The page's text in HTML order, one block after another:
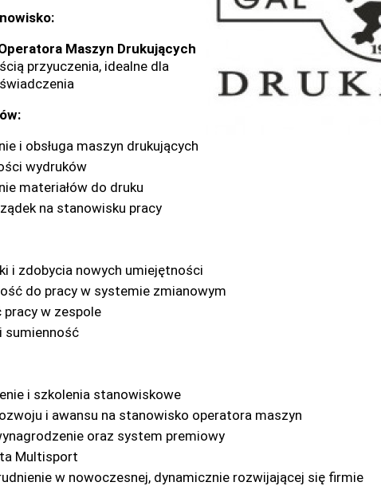
Maszyn Drukujących
przyuczenia, idealne dla
i obsługa maszyn drukujących
wydruków
materiałów do druku
na stanowisku pracy
i zdobycia nowych umiejętności
do pracy w systemie zmianowym
w zespole
sumienność
i szkolenia stanowiskowe
i awansu na stanowisko operatora maszyn
oraz system premiowy
Multisport
w nowoczesnej, dynamicznie rozwijającej się firmie